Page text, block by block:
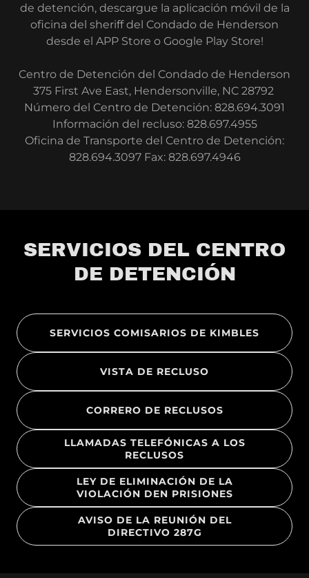
de detención, descargue la aplicación móvil de la
oficina del sheriff del Condado de Henderson
desde el APP Store o Google Play Store!
Centro de Detención del Condado de Henderson
375 First Ave East, Hendersonville, NC 28792
Número del Centro de Detención: 828.694.3091
Información del recluso: 828.697.4955
Oficina de Transporte del Centro de Detención:
828.694.3097 Fax: 828.697.4946
SERVICIOS DEL CENTRO
DE DETENCIÓN
SERVICIOS COMISARIOS DE KIMBLES
VISTA DE RECLUSO
CORRERO DE RECLUSOS
LLAMADAS TELEFÓNICAS A LOS
RECLUSOS
LEY DE ELIMINACIÓN DE LA
VIOLACIÓN DEN PRISIONES
AVISO DE LA REUNIÓN DEL
DIRECTIVO 287G